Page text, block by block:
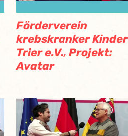
Förderverein
krebskranker Kinder
Trier e.V., Projekt:
Avatar